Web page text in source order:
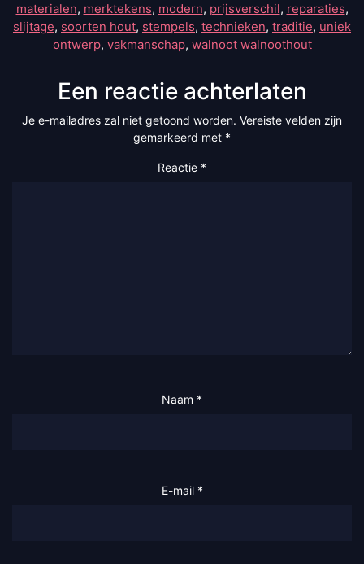
materialen, merktekens, modern, prijsverschil, reparaties,
slijtage, soorten hout, stempels, technieken, traditie, uniek
ontwerp, vakmanschap, walnoot walnoothout
Een reactie achterlaten
Je e-mailadres zal niet getoond worden. Vereiste velden zijn
gemarkeerd met *
Reactie *
Naam *
E-mail *